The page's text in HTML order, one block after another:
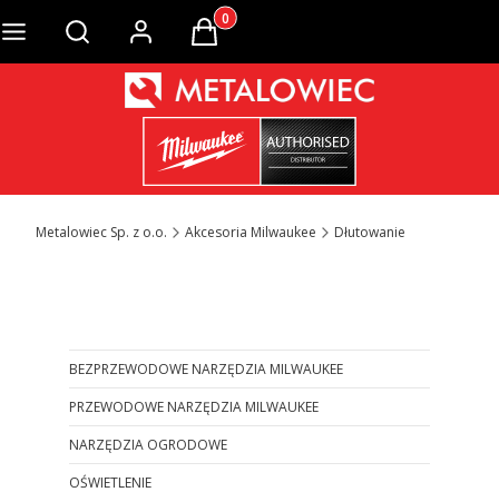
Otwórz wyszukiwarkęProdukty w koszyku: 0. Zobacz
Metalowiec Sp. z o.o. Akcesoria Milwaukee Dłutowanie
BEZPRZEWODOWE NARZĘDZIA MILWAUKEE
PRZEWODOWE NARZĘDZIA MILWAUKEE
NARZĘDZIA OGRODOWE
OŚWIETLENIE